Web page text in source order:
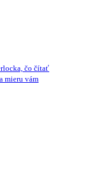
čo čítať
mieru vám